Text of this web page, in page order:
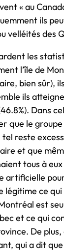
« au
ils
velléités des
les
l’île de
bien sûr),
ils
Dans
que le
tel reste
et que
tous à
artificielle
légitime ce qui
est
et ce qui
De
qui a dit